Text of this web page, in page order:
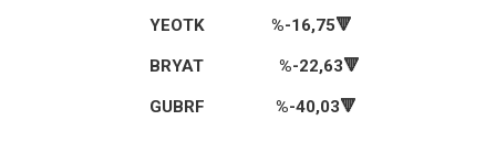
YEOTK %-16,75🔻
BRYAT %-22,63🔻
GUBRF %-40,03🔻